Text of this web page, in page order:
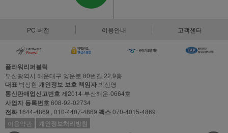
PC 버전 이용안내 고객센터
플라워리퍼블릭
부산광역시 해운대구 양운로 80번길 22,9층
대표 박상현 개인정보 보호 책임자 박신영
통신판매업신고번호제2014-부산해운-0664호
사업자 등록번호608-92-02734
전화 1644-4869 , 010-4407-4869 팩스070-4015-4869
이용약관
개인정보처리방침